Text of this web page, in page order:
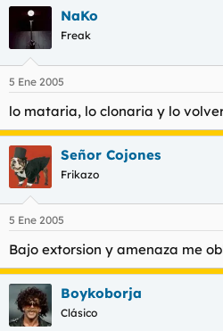
NaKo
Freak
5 Ene 2005
lo mataria, lo clonaria y lo
Señor Cojones
Frikazo
5 Ene 2005
Bajo extorsion y amenaza me
Boykoborja
Clásico